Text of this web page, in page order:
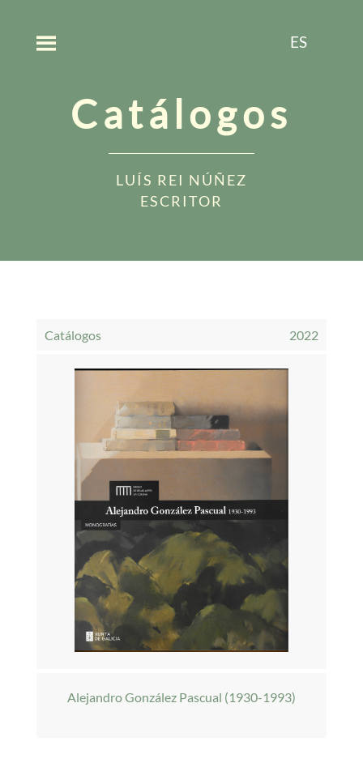
Catálogos
LUÍS REI NÚÑEZ
ESCRITOR
Catálogos 2022
Alejandro González Pascual (1930-1993)
ES